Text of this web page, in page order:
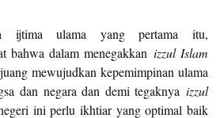
ijtima ulama yang pertama itu,
bahwa dalam menegakkan izzul Islam
mewujudkan kepemimpinan ulama
dan negara dan demi tegaknya izzul
ini perlu ikhtiar yang optimal baik